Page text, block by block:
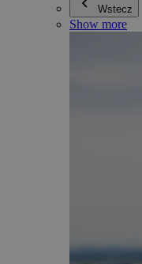
Wstecz
Show more